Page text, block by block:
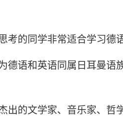
的同学非常适合学习德
德语和英语同属日耳曼语
出的文学家、音乐家、哲